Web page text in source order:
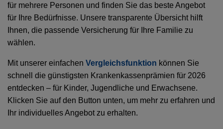
für mehrere Personen und finden Sie das beste Angebot
für Ihre Bedürfnisse. Unsere transparente Übersicht hilft
Ihnen, die passende Versicherung für Ihre Familie zu
wählen.
Mit unserer einfachen Vergleichsfunktion können Sie
schnell die günstigsten Krankenkassenprämien für 2026
entdecken – für Kinder, Jugendliche und Erwachsene.
Klicken Sie auf den Button unten, um mehr zu erfahren und
Ihr individuelles Angebot zu erhalten.